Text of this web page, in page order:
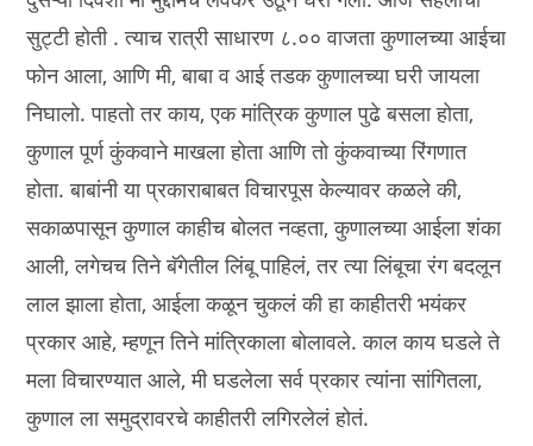
सुट्टी होती . त्याच रात्री साधारण ८.०० वाजता कुणालच्या आईचा
फोन आला, आणि मी, बाबा व आई तडक कुणालच्या घरी जायला
निघालो. पाहतो तर काय, एक मांत्रिक कुणाल पुढे बसला होता,
कुणाल पूर्ण कुंकवाने माखला होता आणि तो कुंकवाच्या रिंगणात
होता. बाबांनी या प्रकाराबाबत विचारपूस केल्यावर कळले की,
सकाळपासून कुणाल काहीच बोलत नव्हता, कुणालच्या आईला शंका
आली, लगेचच तिने बॅगेतील लिंबू पाहिलं, तर त्या लिंबूचा रंग बदलून
लाल झाला होता, आईला कळून चुकलं की हा काहीतरी भयंकर
प्रकार आहे, म्हणून तिने मांत्रिकाला बोलावले. काल काय घडले ते
मला विचारण्यात आले, मी घडलेला सर्व प्रकार त्यांना सांगितला,
कुणाल ला समुद्रावरचे काहीतरी लगिरलेलं होतं.